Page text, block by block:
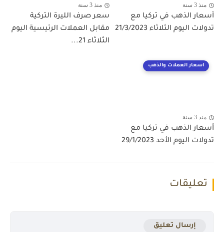
منذ 3 سنة
أسعار الذهب في تركيا مع
تدولات اليوم الثلاثاء 21/3/2023
منذ 3 سنة
سعر صرف الليرة التركية
مقابل العملات الرئيسية اليوم
الثلاثاء 21...
اسعار العملات والذهب
منذ 3 سنة
أسعار الذهب في تركيا مع
تدولات اليوم الأحد 29/1/2023
تعليقات
إرسال تعليق